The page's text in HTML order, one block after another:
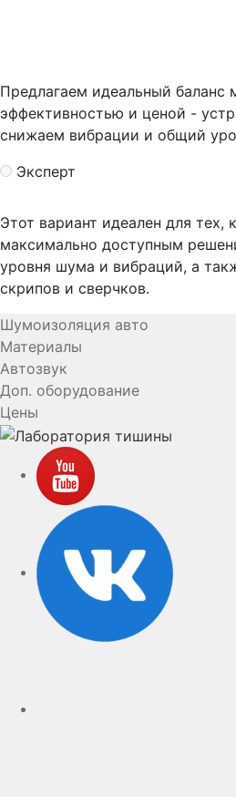
Предлагаем идеальный баланс
эффективностью и ценой -
снижаем вибрации и общий
Эксперт
Этот вариант идеален для тех,
максимально доступным
уровня шума и вибраций, а
скрипов и сверчков.
Шумоизоляция авто
Материалы
Автозвук
Доп. оборудование
Цены